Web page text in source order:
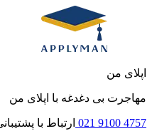
اپلای من
مهاجرت بی دغدغه با اپلای من
021 9100 4757 ارتباط با